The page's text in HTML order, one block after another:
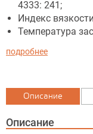
4333: 241;
Индекс
Температура
подробнее
Описание
Описание